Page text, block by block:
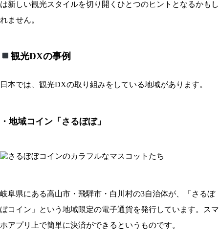
は新しい観光スタイルを切り開くひとつのヒントとなるかもし
れません。
観光DXの事例
日本では、観光DXの取り組みをしている地域があります。
・地域コイン「さるぼぼ」
岐阜県にある高山市・飛騨市・白川村の3自治体が、「さるぼ
ぼコイン」という地域限定の電子通貨を発行しています。スマ
ホアプリ上で簡単に決済ができるというものです。